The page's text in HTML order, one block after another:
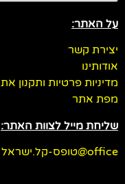
על האתר:
יצירת קשר
אודותינו
מדיניות פרטיות ותקנון
מפת אתר
שליחת מייל לצוות האתר:
office@טופס-קל.ישראל